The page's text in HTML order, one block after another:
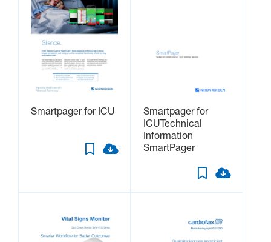
Smartpager for ICU
Smartpager for
ICUTechnical
Information
SmartPager